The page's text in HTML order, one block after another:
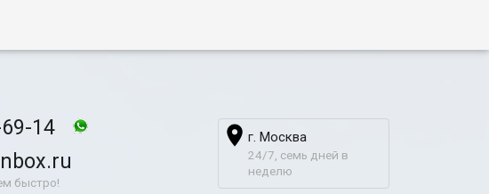
14
быстро!
г. Москва
24/7, семь дней в
неделю